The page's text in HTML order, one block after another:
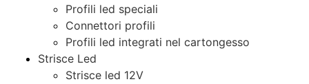
Profili led speciali
Connettori profili
Profili led integrati nel cartongesso
Strisce Led
Strisce led 12V